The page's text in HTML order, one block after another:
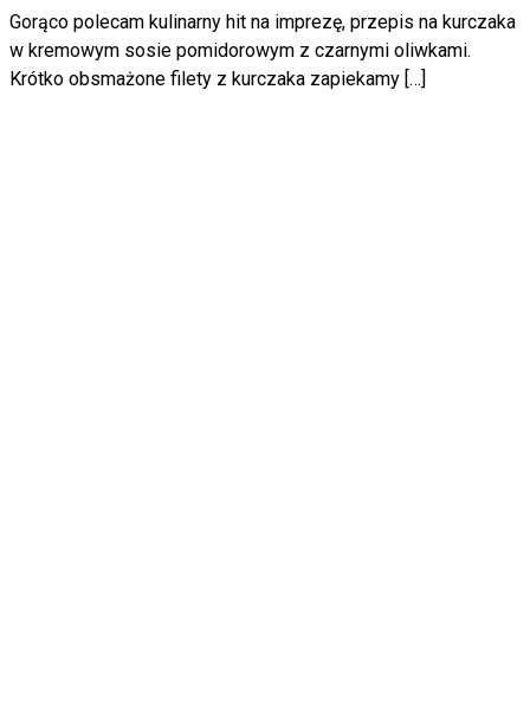
Gorąco polecam kulinarny hit na imprezę, przepis na kurczaka
w kremowym sosie pomidorowym z czarnymi oliwkami.
Krótko obsmażone filety z kurczaka zapiekamy […]